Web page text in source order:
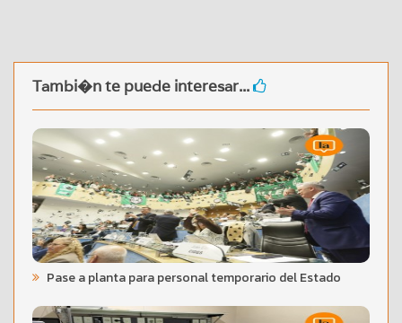
Tambi�n te puede interesar...
Pase a planta para personal temporario del Estado